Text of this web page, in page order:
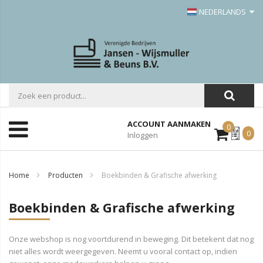
NEDERLANDS
ACCOUNT AANMAKEN
Inloggen
0Mijn
Offerte
0
Home Producten Boekbinden & Grafische afwerking
Boekbinden & Grafische afwerking
Onze webshop is nog voortdurend in beweging. Dit betekent dat nog
niet alles wordt weergegeven. Neemt u vooral contact op, indien